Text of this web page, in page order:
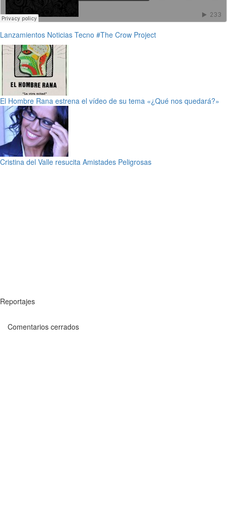
Lanzamientos Noticias Tecno #The Crow Project
El Hombre Rana estrena el vídeo de su tema «¿Qué nos quedará?»
Cristina del Valle resucita Amistades Peligrosas
Reportajes
Comentarios cerrados